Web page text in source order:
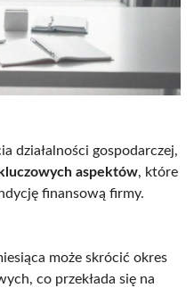
działalności gospodarczej,
kluczowych aspektów, które
finansową firmy.
może skrócić okres
co przekłada się na